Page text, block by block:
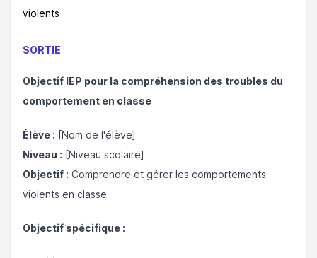
violents
SORTIE
Objectif IEP pour la compréhension des troubles du
comportement en classe
Élève : [Nom de l'élève]
Niveau : [Niveau scolaire]
Objectif : Comprendre et gérer les comportements
violents en classe
Objectif spécifique :